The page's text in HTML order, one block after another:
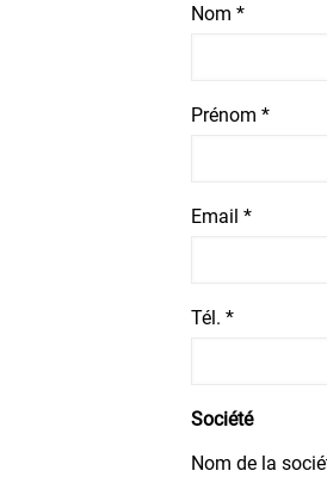
Nom *
Prénom *
Email *
Tél. *
Société
Nom de la